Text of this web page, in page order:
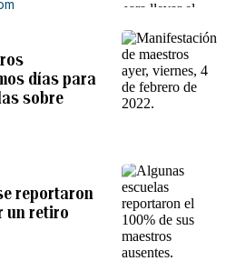
días para
sobre
reportaron
un retiro